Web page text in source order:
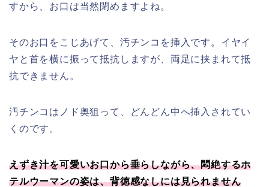
すから、お口は当然閉めますよね。
そのお口をこじあげて、汚チンコを挿入です。イヤイ
ヤと首を横に振って抵抗しますが、両足に挟まれて抵
抗できません。
汚チンコはノド奥狙って、どんどん中へ挿入されてい
くのです。
えずき汁を可愛いお口から垂らしながら、悶絶するホ
テルウーマンの姿は、背徳感なしには見られません